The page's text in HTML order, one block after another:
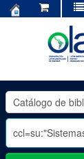
OLADE
-